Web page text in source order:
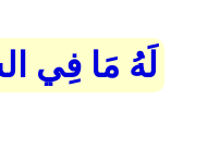
لَهُ مَا فِي